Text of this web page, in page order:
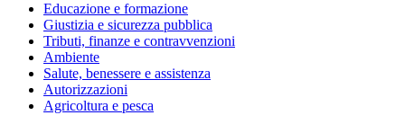
Educazione e formazione
Giustizia e sicurezza pubblica
Tributi, finanze e contravvenzioni
Ambiente
Salute, benessere e assistenza
Autorizzazioni
Agricoltura e pesca